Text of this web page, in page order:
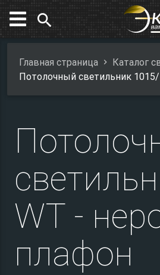
search
Главная страница
Каталог
Потолочный светильник
WT -
плафон